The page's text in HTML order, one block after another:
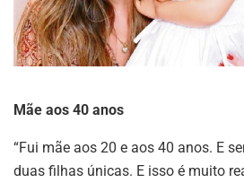
Mãe aos 40 anos
“Fui mãe aos 20 e aos 40 anos. E
duas filhas únicas. E isso é muito